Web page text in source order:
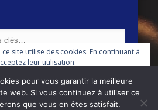
site utilise des cookies. En continuant à
leur utilisation.
sur la façon de contrôler les cookies,
aux cookies
pour vous garantir la meilleure
web. Si vous continuez à utiliser ce
que vous en êtes satisfait.